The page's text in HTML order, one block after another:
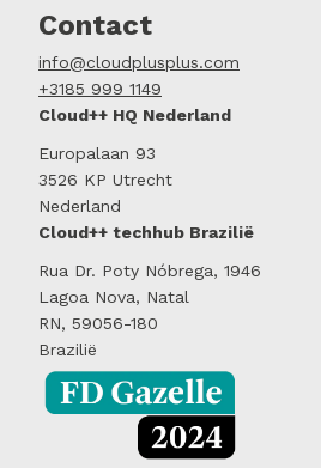
Contact
info@cloudplusplus.com
+3185 999 1149
Cloud++ HQ Nederland
Europalaan 93
3526 KP Utrecht
Nederland
Cloud++ techhub Brazilië
Rua Dr. Poty Nóbrega, 1946
Lagoa Nova, Natal
RN, 59056-180
Brazilië